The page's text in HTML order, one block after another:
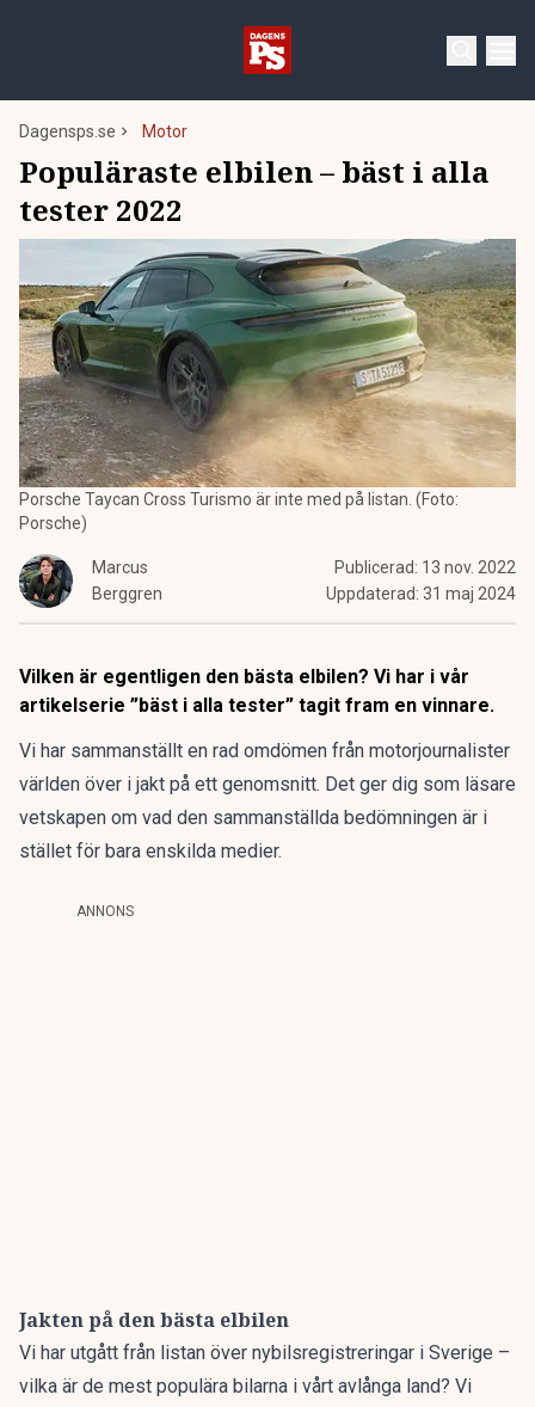
Dagensps.se Motor
Populäraste elbilen – bäst i alla
tester 2022
Porsche Taycan Cross Turismo är inte med på listan. (Foto:
Porsche)
Marcus
Berggren
Publicerad: 13 nov. 2022
Uppdaterad: 31 maj 2024
Vilken är egentligen den bästa elbilen? Vi har i vår
artikelserie ”bäst i alla tester” tagit fram en vinnare.
Vi har sammanställt en rad omdömen från motorjournalister
världen över i jakt på ett genomsnitt. Det ger dig som läsare
vetskapen om vad den sammanställda bedömningen är i
stället för bara enskilda medier.
ANNONS
Jakten på den bästa elbilen
Vi har utgått från listan över nybilsregistreringar i Sverige –
vilka är de mest populära bilarna i vårt avlånga land? Vi